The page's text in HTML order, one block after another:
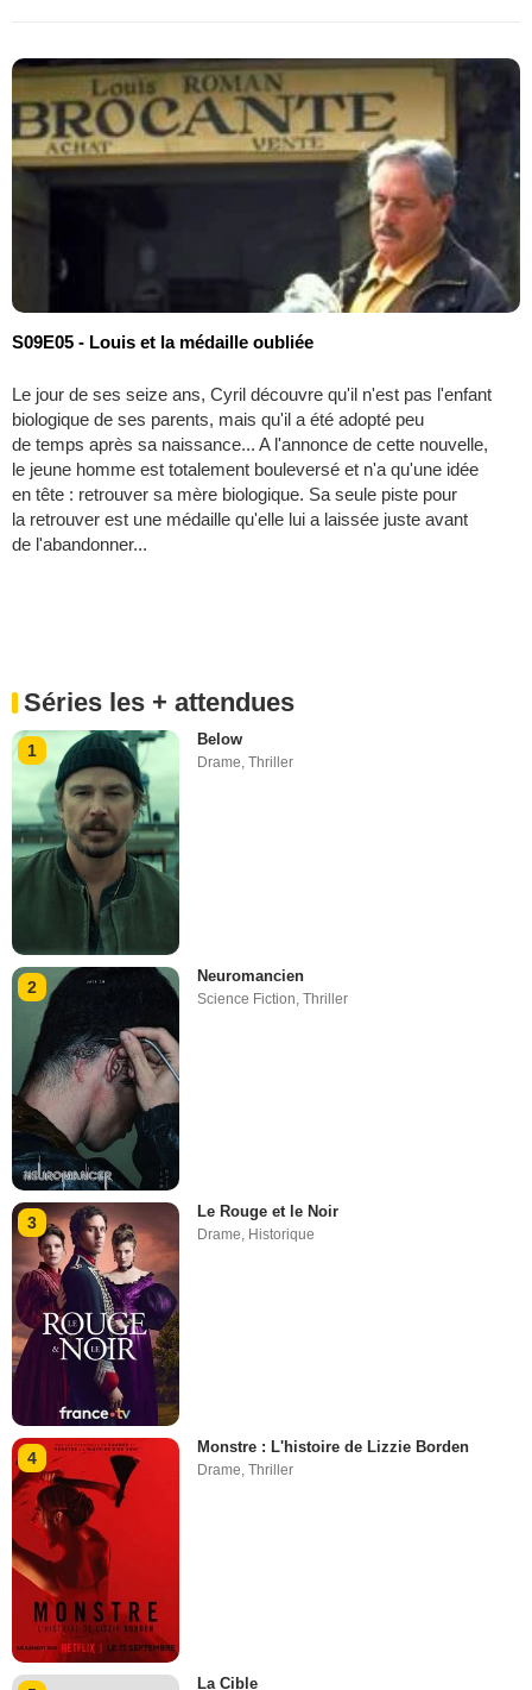
S09E05 - Louis et la médaille oubliée
Le jour de ses seize ans, Cyril découvre qu'il n'est pas l'enfant
biologique de ses parents, mais qu'il a été adopté peu
de temps après sa naissance... A l'annonce de cette nouvelle,
le jeune homme est totalement bouleversé et n'a qu'une idée
en tête : retrouver sa mère biologique. Sa seule piste pour
la retrouver est une médaille qu'elle lui a laissée juste avant
de l'abandonner...
Séries les + attendues
1
Below
Drame,Thriller
2
Neuromancien
Science Fiction ,Thriller
3
Le Rouge et le Noir
Drame, Historique
4
Monstre : L'histoire de Lizzie Borden
Drame,Thriller
La Cible